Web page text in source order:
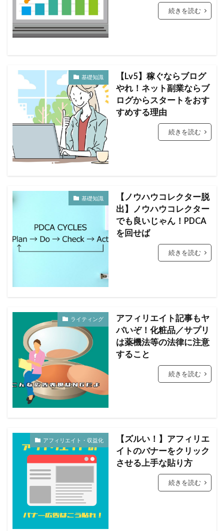
続きを読む
基礎知識
【Lv5】稼ぐならブログ
やれ！ネット副業ならブ
ログからスタートをおす
すめする理由
続きを読む
基礎知識
【ノウハウコレクター脱
出】ノウハウコレクター
でも良いじゃん！PDCA
を回せば
続きを読む
ライティング
アフィリエイト記事もヤ
バいぞ！化粧品／サプリ
は薬機法等の法律に注意
すること
続きを読む
アフィリエイト・収益化
【ズルい！】アフィリエ
イトのバナーをクリック
させる上手な貼り方
続きを読む